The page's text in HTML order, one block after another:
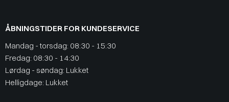
ÅBNINGSTIDER FOR KUNDESERVICE
Mandag - torsdag: 08:30 - 15:30
Fredag: 08:30 - 14:30
Lørdag - søndag: Lukket
Helligdage: Lukket